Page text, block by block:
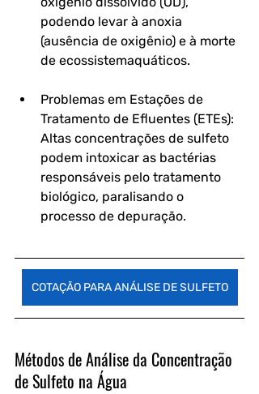
podendo levar à anoxia
(ausência de oxigênio) e à morte
de ecossistemaquáticos.
Problemas em Estações de
Tratamento de Efluentes (ETEs):
Altas concentrações de sulfeto
podem intoxicar as bactérias
responsáveis pelo tratamento
biológico, paralisando o
processo de depuração.
COTAÇÃO PARA ANÁLISE DE SULFETO
Métodos de Análise da Concentração
de Sulfeto na Água